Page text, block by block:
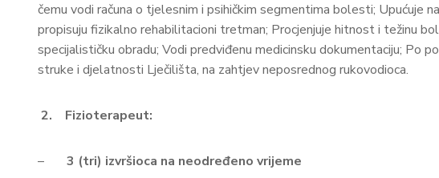
čemu vodi računa o tjelesnim i psihičkim segmentima bolesti; Upućuje
propisuju fizikalno rehabilitacioni tretman; Procjenjuje hitnost i težinu
specijalističku obradu; Vodi predviđenu medicinsku dokumentaciju; Po
struke i djelatnosti Lječilišta, na zahtjev neposrednog rukovodioca.
2. Fizioterapeut:
– 3 (tri) izvršioca na neodređeno vrijeme